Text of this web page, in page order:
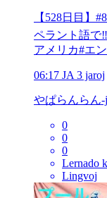
【528日目】
ペラント語で
アメリカ#エ
06:17 JA 3 jaroj
やぱらんらん-
0
0
0
Lernado
Lingvoj